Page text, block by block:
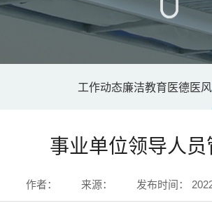
工作动态廉洁教育 医德医风
事业单位领导人员
作者： 来源： 发布时间：